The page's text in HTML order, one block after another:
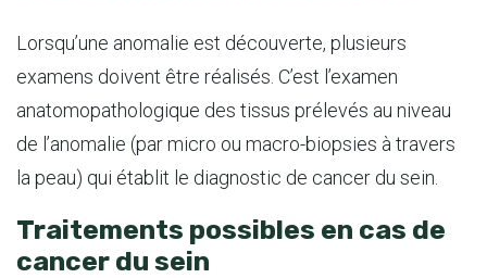
Lorsqu’une anomalie est découverte, plusieurs
examens doivent être réalisés. C’est l’examen
anatomopathologique des tissus prélevés au niveau
de l’anomalie (par micro ou macro-biopsies à travers
la peau) qui établit le diagnostic de cancer du sein.
Traitements possibles en cas de
cancer du sein